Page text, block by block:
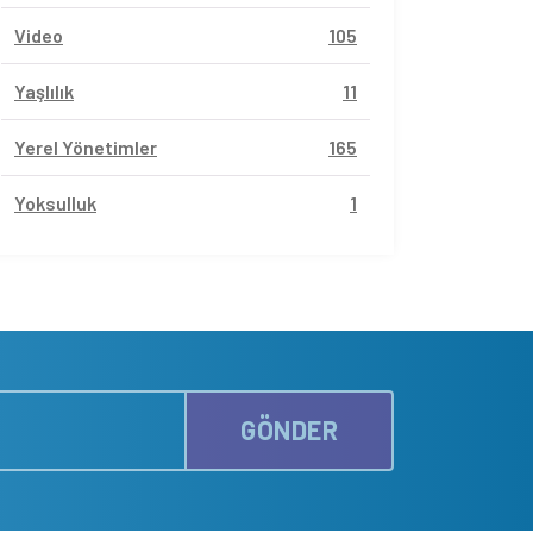
Video 105
Yaşlılık 11
Yerel Yönetimler 165
Yoksulluk 1
GÖNDER